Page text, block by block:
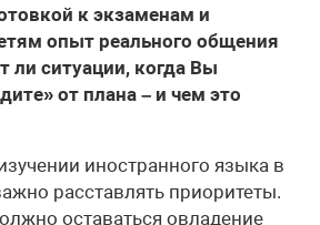
к экзаменам и
опыт реального общения
ли ситуации, когда Вы
от плана – и чем это
иностранного языка в
расставлять приоритеты.
оставаться овладение